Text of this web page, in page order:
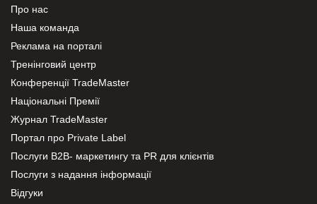
Про нас
Наша команда
Реклама на порталі
Тренінговий центр
Конференції TradeMaster
Національні Премії
Журнал TradeMaster
Портал про Private Label
Послуги В2В- маркетингу та PR для клієнтів
Послуги з надання інформації
Відгуки